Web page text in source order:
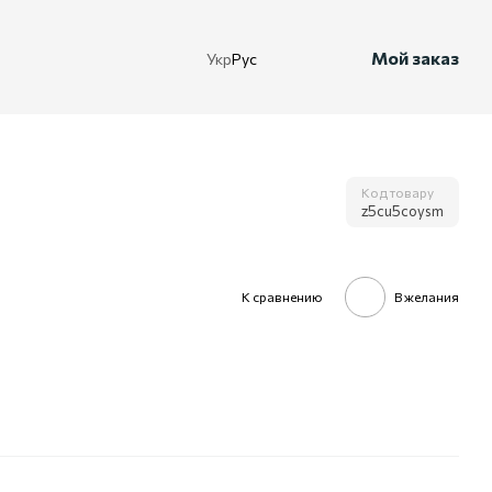
УкрРус Мой заказ
Код товару
z5cu5coysm
К сравнению В желания